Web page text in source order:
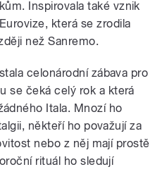
Inspirovala také vznik
která se zrodila
než Sanremo.
celonárodní zábava pro
se čeká celý rok a která
Itala. Mnozí ho
někteří ho považují za
nebo z něj mají prostě
rituál ho sledují